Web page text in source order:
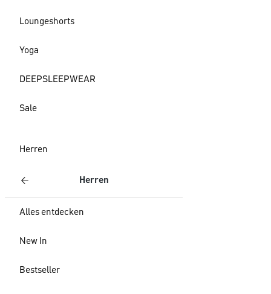
Loungeshorts
Yoga
DEEPSLEEPWEAR
Sale
Herren
Herren
Alles entdecken
New In
Bestseller